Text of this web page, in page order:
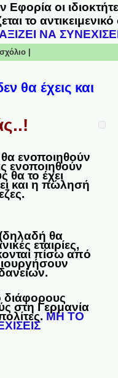
οι
το
ΝΑ
|
θα έχεις και
θα ενοποιηθούν
ενοποιηθούν
θα το έχει
και η πώλησή
(δηλαδή θα
εταιρίες,
πίσω από
διάφορους
στη Γερμανία
ΜΗ ΤΟ